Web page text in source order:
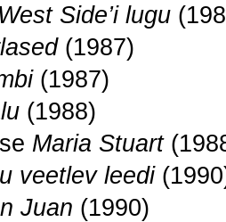
West Side’i lugu
(1987)
(1987)
(1988)
Maria Stuart
veetlev leedi
Juan (1990)